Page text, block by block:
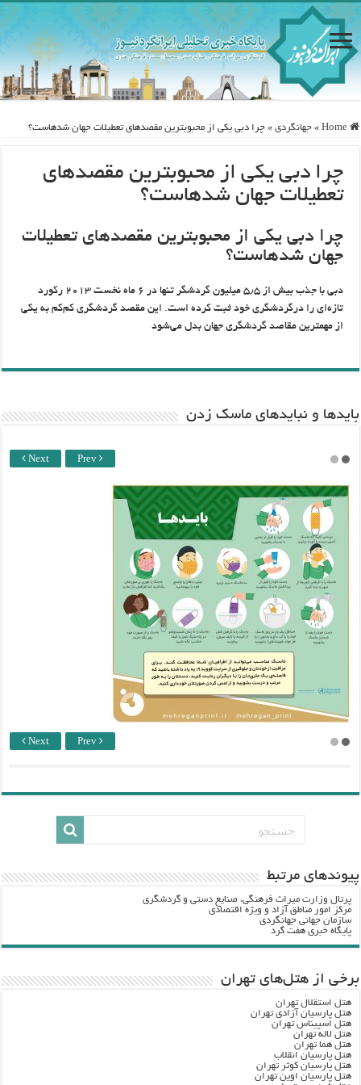
Home
» جهانگردی » چرا دبی یکی از محبوب‎ترین مقصدهای تعطیلات جهان شده‎است؟
چرا دبی یکی از محبوب‎ترین مقصدهای
تعطیلات جهان شده‎است؟
چرا دبی یکی از محبوب‎ترین مقصدهای تعطیلات
جهان شده‎است؟
دبی با جذب بیش از ۵٫۵ میلیون گردشگر تنها در ۶ ماه نخست ۲۰۱۳ رکورد
تازه‌ای را درگردشگری خود ثبت کرده است. این مقصد گردشگری کم‌کم به یکی
از مهمترین مقاصد گردشگری جهان بدل می‌شود
باید‌ها و نبایدهای ماسک زدن
Next Prev
Next Prev
پيوندهاي مرتبط
پرتال وزارت ميراث فرهنگي، صنایع دستی و گردشگري
مرکز امور مناطق آزاد و ویژه اقتصادی
سازمان جهانی جهانگردی
پایگاه خبری هفت گرد
برخی از هتل‌های تهران
هتل استقلال تهران
هتل پارسیان آزادی تهران
هتل اسپیناس تهران
هتل لاله تهران
هتل هما تهران
هتل پارسیان انقلاب
هتل پارسیان کوثر تهران
هتل پارسیان اوین تهران